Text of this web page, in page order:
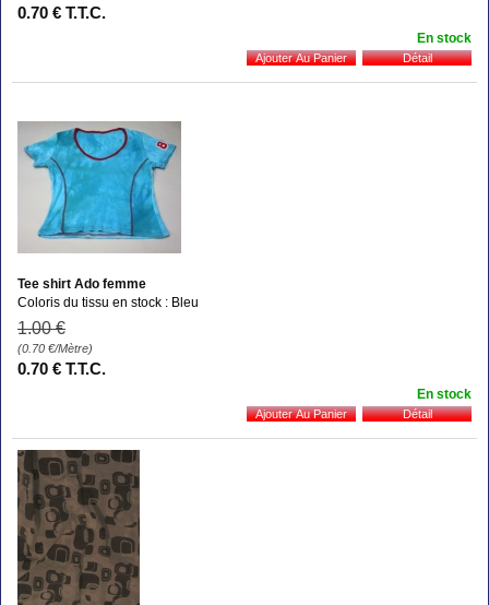
0.70 € T.T.C.
En stock
Tee shirt Ado femme
Coloris du tissu en stock : Bleu
1.00 €
(0.70 €/Mètre)
0.70 € T.T.C.
En stock